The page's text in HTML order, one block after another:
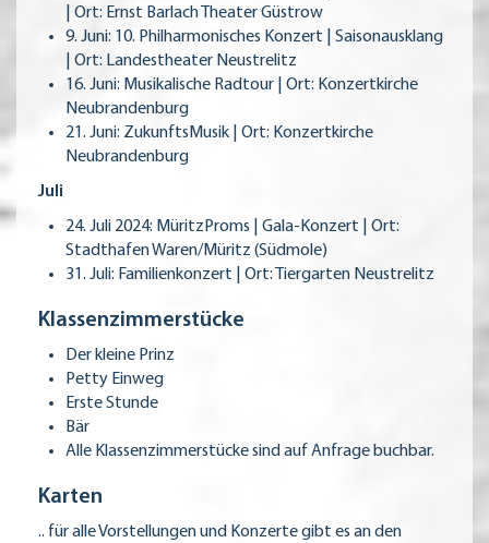
| Ort: Ernst Barlach Theater Güstrow
9. Juni: 10. Philharmonisches Konzert | Saisonausklang
| Ort: Landestheater Neustrelitz
16. Juni: Musikalische Radtour | Ort: Konzertkirche
Neubrandenburg
21. Juni: ZukunftsMusik | Ort: Konzertkirche
Neubrandenburg
Juli
24. Juli 2024: MüritzProms | Gala-Konzert | Ort:
Stadthafen Waren/Müritz (Südmole)
31. Juli: Familienkonzert | Ort: Tiergarten Neustrelitz
Klassenzimmerstücke
Der kleine Prinz
Petty Einweg
Erste Stunde
Bär
Alle Klassenzimmerstücke sind auf Anfrage buchbar.
Karten
.. für alle Vorstellungen und Konzerte gibt es an den